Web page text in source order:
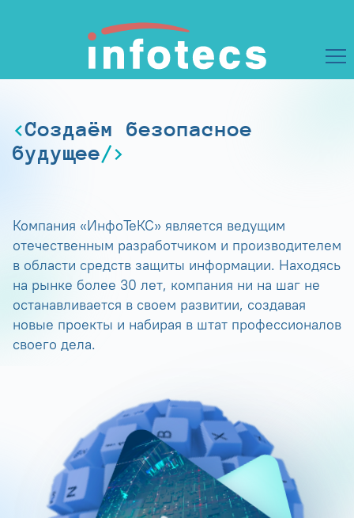
Создаём безопасное
будущее
Компания «ИнфоТеКС» является ведущим
отечественным разработчиком и производителем
в области средств защиты информации. Находясь
на рынке более 30 лет, компания ни на шаг не
останавливается в своем развитии, создавая
новые проекты и набирая в штат профессионалов
своего дела.